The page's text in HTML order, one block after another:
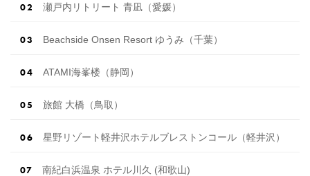
瀬戸内リトリート 青凪（愛媛）
Beachside Onsen Resort ゆうみ（千葉）
ATAMI海峯楼（静岡）
旅館 大橋（鳥取）
星野リゾート軽井沢ホテルブレストンコール（軽井沢）
南紀白浜温泉 ホテル川久 (和歌山)